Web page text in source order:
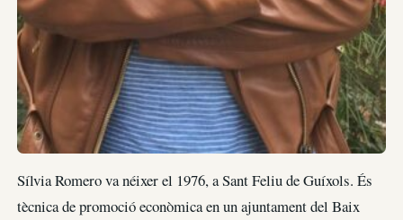
Sílvia Romero va néixer el 1976, a Sant Feliu de Guíxols. És
tècnica de promoció econòmica en un ajuntament del Baix